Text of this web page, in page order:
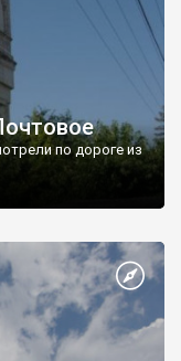
по дороге из